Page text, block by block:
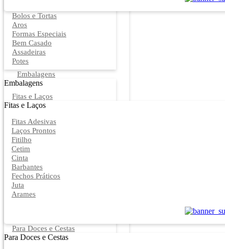
Bolos e Tortas
Aros
Formas Especiais
Bem Casado
Assadeiras
Potes
Embalagens
Embalagens
Fitas e Laços
Fitas e Laços
Fitas Adesivas
Laços Prontos
Fitilho
Cetim
Cinta
Barbantes
Fechos Práticos
Juta
Arames
Para Doces e Cestas
Para Doces e Cestas